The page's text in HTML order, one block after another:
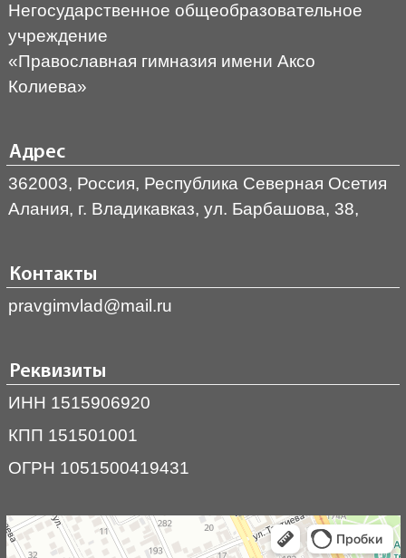
Негосударственное общеобразовательное
учреждение
«Православная гимназия имени Аксо
Колиева»
Адрес
362003, Россия, Республика Северная Осетия
Алания, г. Владикавказ, ул. Барбашова, 38,
Контакты
pravgimvlad@mail.ru
Реквизиты
ИНН 1515906920
КПП 151501001
ОГРН 1051500419431